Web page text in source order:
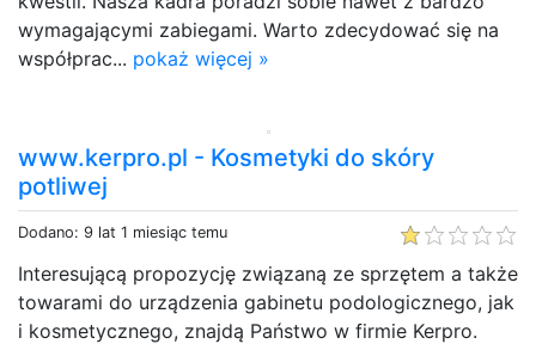
wymagającymi zabiegami. Warto zdecydować się na
współprac... pokaż więcej »
www.kerpro.pl - Kosmetyki do skóry
potliwej
Dodano: 9 lat 1 miesiąc temu
Interesującą propozycję związaną ze sprzętem a także
towarami do urządzenia gabinetu podologicznego, jak
i kosmetycznego, znajdą Państwo w firmie Kerpro.